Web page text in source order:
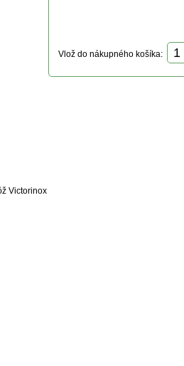
Vlož do nákupného košíka:
Victorinox